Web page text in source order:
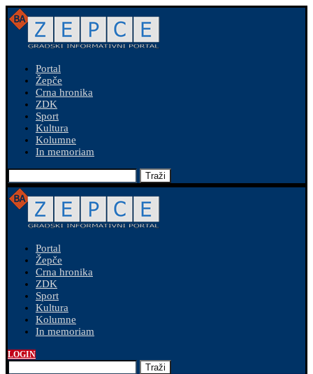
Portal
Žepče
Crna hronika
ZDK
Sport
Kultura
Kolumne
In memoriam
Traži
Portal
Žepče
Crna hronika
ZDK
Sport
Kultura
Kolumne
In memoriam
LOGIN
Traži